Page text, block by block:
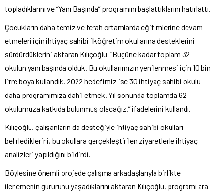
topladıklarını ve “Yanı Başında” programını başlattıklarını hatırlattı.
Çocukların daha temiz ve ferah ortamlarda eğitimlerine devam
etmeleri için ihtiyaç sahibi ilköğretim okullarına desteklerini
sürdürdüklerini aktaran Kılıçoğlu, “Bugüne kadar toplam 32
okulun yanı başında olduk. Bu okullarımızın yenilenmesi için 10 bin
litre boya kullandık. 2022 hedefimiz ise 30 ihtiyaç sahibi okulu
daha programımıza dahil etmek. Yıl sonunda toplamda 62
okulumuza katkıda bulunmuş olacağız.” ifadelerini kullandı.
Kılıçoğlu, çalışanların da desteğiyle ihtiyaç sahibi okulları
belirlediklerini, bu okullara gerçekleştirilen ziyaretlerle ihtiyaç
analizleri yapıldığını bildirdi.
Böylesine önemli projede çalışma arkadaşlarıyla birlikte
ilerlemenin gururunu yaşadıklarını aktaran Kılıçoğlu, programı ara